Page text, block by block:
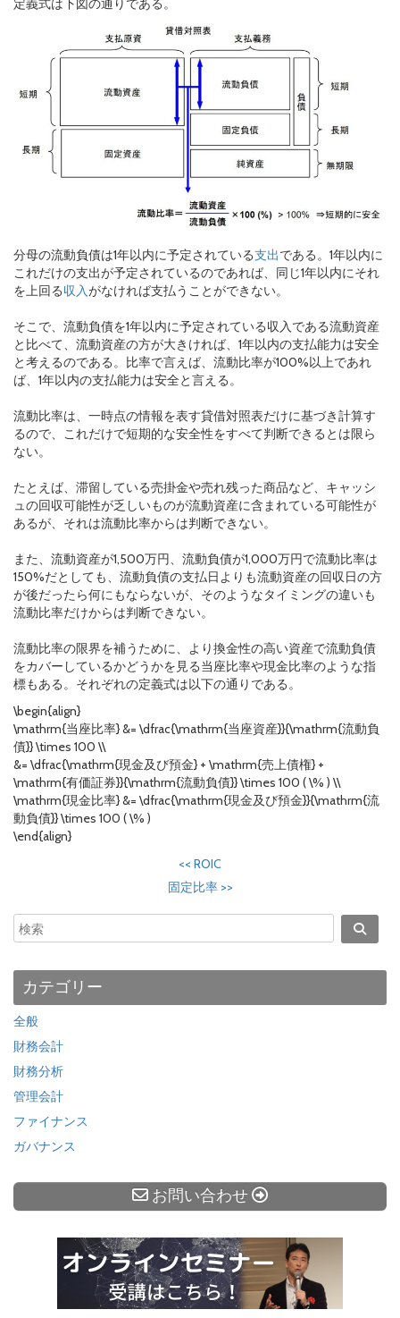
定義式は下図の通りである。
分母の流動負債は1年以内に予定されている支出である。1年以内に
これだけの支出が予定されているのであれば、同じ1年以内にそれ
を上回る収入がなければ支払うことができない。
そこで、流動負債を1年以内に予定されている収入である流動資産
と比べて、流動資産の方が大きければ、1年以内の支払能力は安全
と考えるのである。比率で言えば、流動比率が100%以上であれ
ば、1年以内の支払能力は安全と言える。
流動比率は、一時点の情報を表す貸借対照表だけに基づき計算す
るので、これだけで短期的な安全性をすべて判断できるとは限ら
ない。
たとえば、滞留している売掛金や売れ残った商品など、キャッシ
ュの回収可能性が乏しいものが流動資産に含まれている可能性が
あるが、それは流動比率からは判断できない。
また、流動資産が1,500万円、流動負債が1,000万円で流動比率は
150%だとしても、流動負債の支払日よりも流動資産の回収日の方
が後だったら何にもならないが、そのようなタイミングの違いも
流動比率だけからは判断できない。
流動比率の限界を補うために、より換金性の高い資産で流動負債
をカバーしているかどうかを見る当座比率や現金比率のような指
標もある。それぞれの定義式は以下の通りである。
\begin{align}
\mathrm{当座比率} &= \dfrac{\mathrm{当座資産}}{\mathrm{流動負
債}} \times 100 \\
&= \dfrac{\mathrm{現金及び預金} + \mathrm{売上債権} +
\mathrm{有価証券}}{\mathrm{流動負債}} \times 100 ( \% ) \\
\mathrm{現金比率} &= \dfrac{\mathrm{現金及び預金}}{\mathrm{流
動負債}} \times 100 ( \% )
\end{align}
<< ROIC
固定比率 >>
カテゴリー
全般
財務会計
財務分析
管理会計
ファイナンス
ガバナンス
お問い合わせ